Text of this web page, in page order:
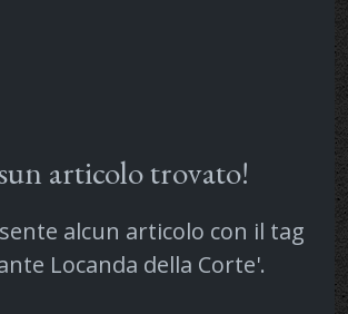
articolo trovato!
alcun articolo con il tag
Locanda della Corte'.